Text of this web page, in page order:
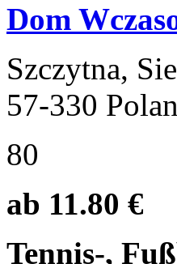
Dom
Szczytna,
57-330
80
ab 11.80 €
Tennis-,